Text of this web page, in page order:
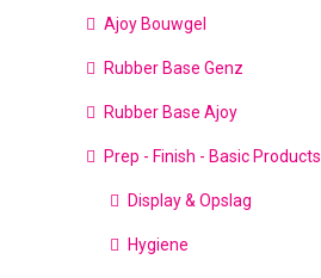
Ajoy Bouwgel
Rubber Base Genz
Rubber Base Ajoy
Prep - Finish - Basic Products
Display & Opslag
Hygiene